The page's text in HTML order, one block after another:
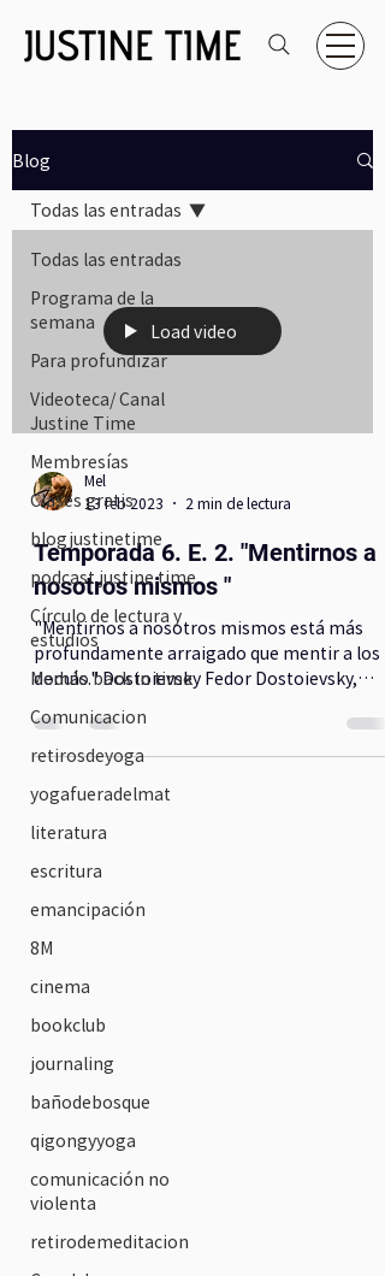
Blog
Todas las entradas
Programa de la
semana
Para profundizar
Videoteca/ Canal
Justine Time
Membresías
Clases gratis
blogjustinetime
podcast justine time
Círculo de lectura y
estudios
Modulo back in time
Comunicacion
retirosdeyoga
yogafueradelmat
literatura
escritura
emancipación
8M
cinema
bookclub
journaling
bañodebosque
qigongyyoga
comunicación no
violenta
retirodemeditacion
Todas las entradas
Load video
Mel
13 feb 2023
2 min de lectura
Temporada 6. E. 2. "Mentirnos a
nosotros mismos "
"Mentirnos a nosotros mismos está más
profundamente arraigado que mentir a los
demás." Dostoievsky Fedor Dostoievsky,